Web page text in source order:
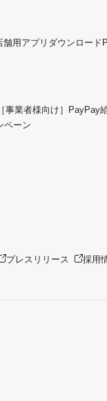
舗用アプリダウンロード
［事業者様向け］PayPay
ペーン
プレスリリース 採用